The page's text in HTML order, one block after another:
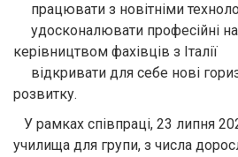
працювати з новітніми
удосконалювати професійні
керівництвом фахівців з Італії
відкривати для себе нові
розвитку.
У рамках співпраці, 23 липня
училища для групи, з числа